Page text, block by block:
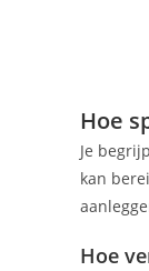
Hoe
Je
kan
Hoe